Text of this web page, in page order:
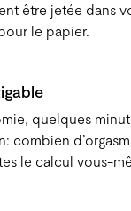
être jetée dans
le papier.
quelques
combien
le calcul vous-